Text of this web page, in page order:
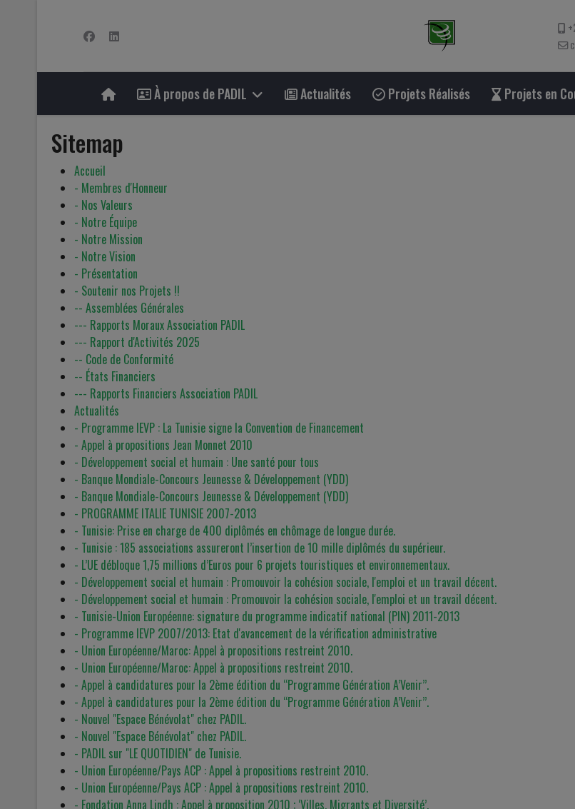
À propos de PADIL Actualités Projets Réalisés Projets en
Sitemap
Accueil
- Membres d'Honneur
- Nos Valeurs
- Notre Équipe
- Notre Mission
- Notre Vision
- Présentation
- Soutenir nos Projets !!
-- Assemblées Générales
--- Rapports Moraux Association PADIL
--- Rapport d'Activités 2025
-- Code de Conformité
-- États Financiers
--- Rapports Financiers Association PADIL
Actualités
- Programme IEVP : La Tunisie signe la Convention de Financement
- Appel à propositions Jean Monnet 2010
- Développement social et humain : Une santé pour tous
- Banque Mondiale-Concours Jeunesse & Développement (YDD)
- Banque Mondiale-Concours Jeunesse & Développement (YDD)
- PROGRAMME ITALIE TUNISIE 2007-2013
- Tunisie: Prise en charge de 400 diplômés en chômage de longue durée.
- Tunisie : 185 associations assureront l’insertion de 10 mille diplômés du supérieur.
- L’UE débloque 1,75 millions d’Euros pour 6 projets touristiques et environnementaux.
- Développement social et humain : Promouvoir la cohésion sociale, l'emploi et un travail décent.
- Développement social et humain : Promouvoir la cohésion sociale, l'emploi et un travail décent.
- Tunisie-Union Européenne: signature du programme indicatif national (PIN) 2011-2013
- Programme IEVP 2007/2013: Etat d'avancement de la vérification administrative
- Union Européenne/Maroc: Appel à propositions restreint 2010.
- Union Européenne/Maroc: Appel à propositions restreint 2010.
- Appel à candidatures pour la 2ème édition du ‘‘Programme Génération A’Venir’’.
- Appel à candidatures pour la 2ème édition du ‘‘Programme Génération A’Venir’’.
- Nouvel "Espace Bénévolat" chez PADIL.
- Nouvel "Espace Bénévolat" chez PADIL.
- PADIL sur "LE QUOTIDIEN" de Tunisie.
- Union Européenne/Pays ACP : Appel à propositions restreint 2010.
- Union Européenne/Pays ACP : Appel à propositions restreint 2010.
- Fondation Anna Lindh : Appel à proposition 2010 ; ‘Villes, Migrants et Diversité’.